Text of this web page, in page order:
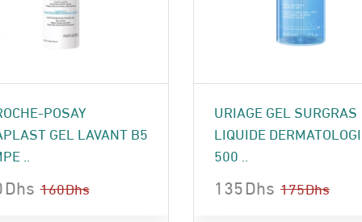
POSAY
GEL LAVANT B5
..
160Dhs
Dhs
URIAGE GEL SURGRAS
LIQUIDE
500 ..
175Dhs
135Dhs